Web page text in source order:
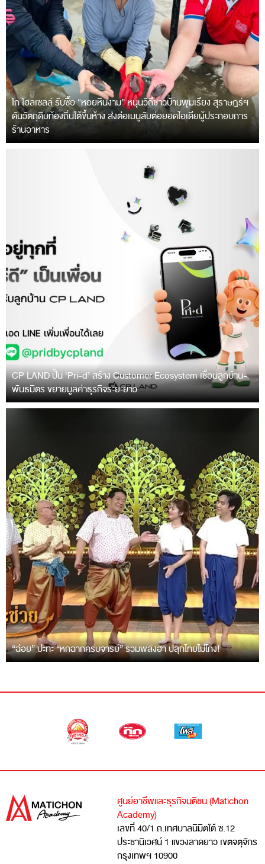
โก โฮลเซลล์ รับซื้อ “หอยหินงาม” หนุนวิถีชาวบ้านพุมเรียง สุราษฎร์ฯ
ดันวัตถุดิบท้องถิ่นใต้ขึ้นห้าง ส่งต่อเมนูลับต่อยอดไอเดียผู้ประกอบการ
ร้านอาหาร
CP LAND ปั้น ‘Pri-d’ สร้าง Customer Ecosystem เชื่อมลูกบ้าน-
พันธมิตร ขยายมูลค่าธุรกิจระยะยาว
“ฉ่อย” ปะทะ “หกฉากครับจารย์” รวมพลังฮา ปลุกไทยไม่โกง!
ศูนย์อาชีพและธุรกิจมติชน (Matichon
Academy)
เลขที่ 40/1 ถ.เทศบาลนิมิตใต้ ซ.12
ประชานิเวศน์ 1 แขวงลาดยาว เขตจตุจักร
กรุงเทพฯ 10900